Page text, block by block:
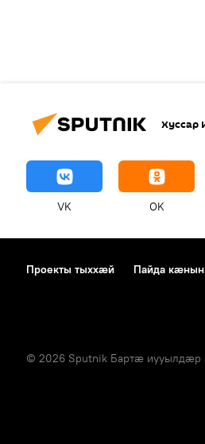
Хуссар
VK OK
Проекты тыххӕй Пайда
© 2026 Sputnik Бартӕ